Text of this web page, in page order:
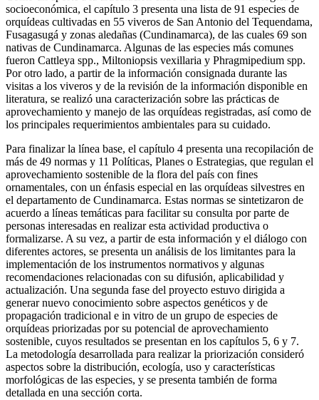
socioeconómica, el capítulo 3 presenta una lista de 91 especies de
orquídeas cultivadas en 55 viveros de San Antonio del Tequendama,
Fusagasugá y zonas aledañas (Cundinamarca), de las cuales 69 son
nativas de Cundinamarca. Algunas de las especies más comunes
fueron Cattleya spp., Miltoniopsis vexillaria y Phragmipedium spp.
Por otro lado, a partir de la información consignada durante las
visitas a los viveros y de la revisión de la información disponible en
literatura, se realizó una caracterización sobre las prácticas de
aprovechamiento y manejo de las orquídeas registradas, así como de
los principales requerimientos ambientales para su cuidado.
Para finalizar la línea base, el capítulo 4 presenta una recopilación de
más de 49 normas y 11 Políticas, Planes o Estrategias, que regulan el
aprovechamiento sostenible de la flora del país con fines
ornamentales, con un énfasis especial en las orquídeas silvestres en
el departamento de Cundinamarca. Estas normas se sintetizaron de
acuerdo a líneas temáticas para facilitar su consulta por parte de
personas interesadas en realizar esta actividad productiva o
formalizarse. A su vez, a partir de esta información y el diálogo con
diferentes actores, se presenta un análisis de los limitantes para la
implementación de los instrumentos normativos y algunas
recomendaciones relacionadas con su difusión, aplicabilidad y
actualización. Una segunda fase del proyecto estuvo dirigida a
generar nuevo conocimiento sobre aspectos genéticos y de
propagación tradicional e in vitro de un grupo de especies de
orquídeas priorizadas por su potencial de aprovechamiento
sostenible, cuyos resultados se presentan en los capítulos 5, 6 y 7.
La metodología desarrollada para realizar la priorización consideró
aspectos sobre la distribución, ecología, uso y características
morfológicas de las especies, y se presenta también de forma
detallada en una sección corta.